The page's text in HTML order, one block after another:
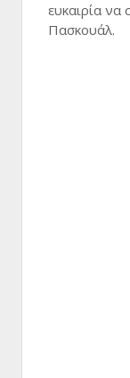
ευκαιρία να
Πασκουάλ.